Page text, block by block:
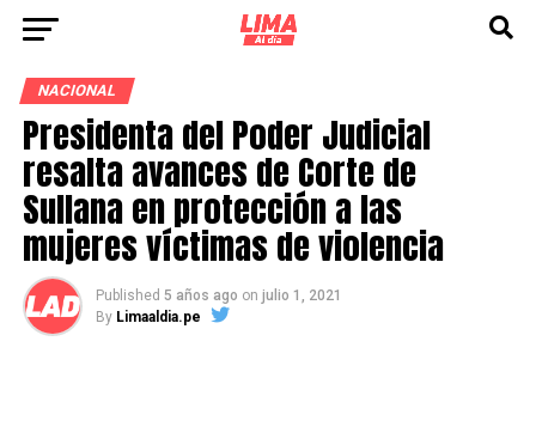
NACIONAL
Presidenta del Poder Judicial
resalta avances de Corte de
Sullana en protección a las
mujeres víctimas de violencia
Published 5 años ago on julio 1, 2021
By Limaaldia.pe